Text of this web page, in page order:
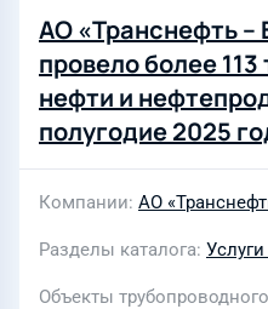
АО «Транснефть –
провело более
нефти и
полугодие 2025
Компании АО
Разделы каталога
Объекты